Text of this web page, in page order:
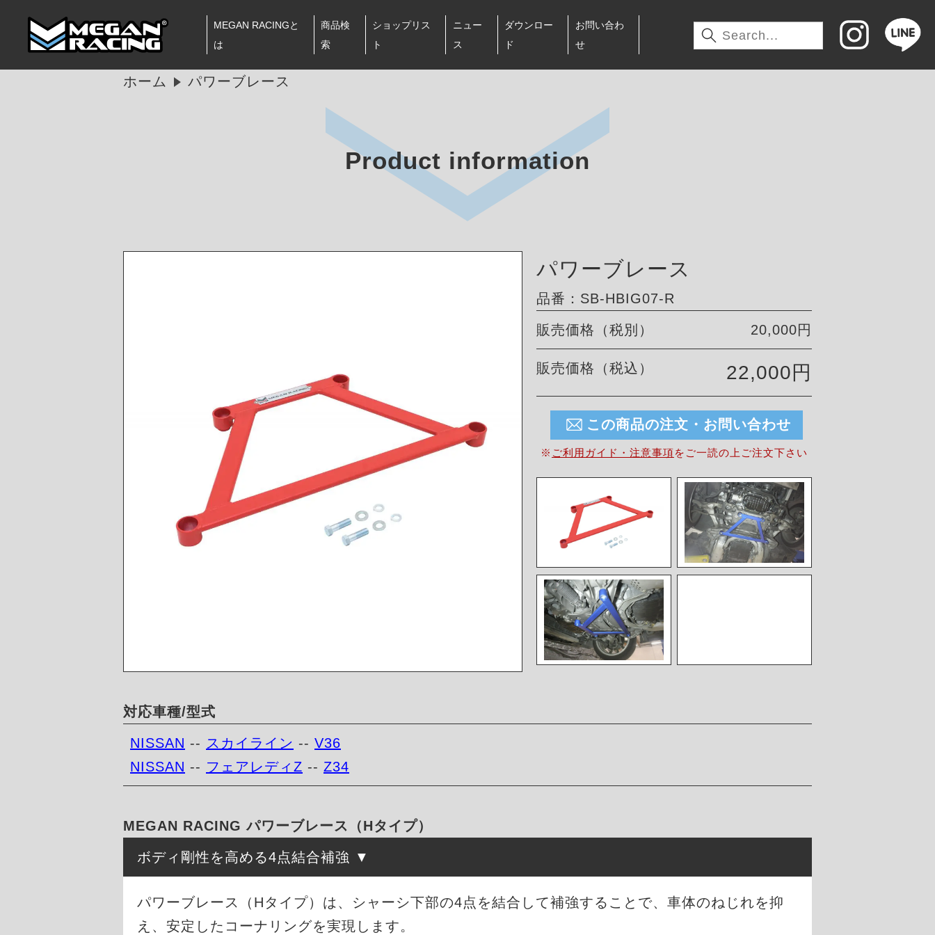
MEGAN RACINGと
は
商品検
索
ショップリス
ト
ニュー
ス
ダウンロー
ド
お問い合わ
せ
ホーム パワーブレース
Product information
パワーブレース
品番：SB-HBIG07-R
販売価格（税別） 20,000円
販売価格（税込） 22,000円
この商品の注文・お問い合わせ
※ ご利用ガイド・注意事項を ご一読の上ご注文下さい
対応車種/型式
NISSAN -- スカイライン -- V36
NISSAN -- フェアレディZ -- Z34
MEGAN RACING パワーブレース（Hタイプ）
ボディ剛性を高める4点結合補強
パワーブレース（Hタイプ）は、シャーシ下部の4点を結合して補強することで、車体のねじれを抑
え、安定したコーナリングを実現します。